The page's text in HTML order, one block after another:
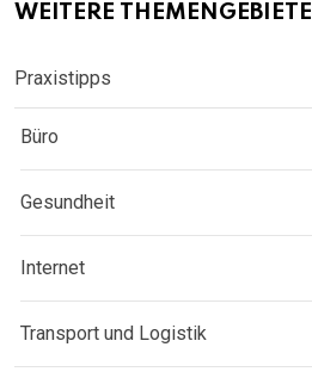
WEITERE THEMENGEBIETE
Praxistipps
Büro
Gesundheit
Internet
Transport und Logistik